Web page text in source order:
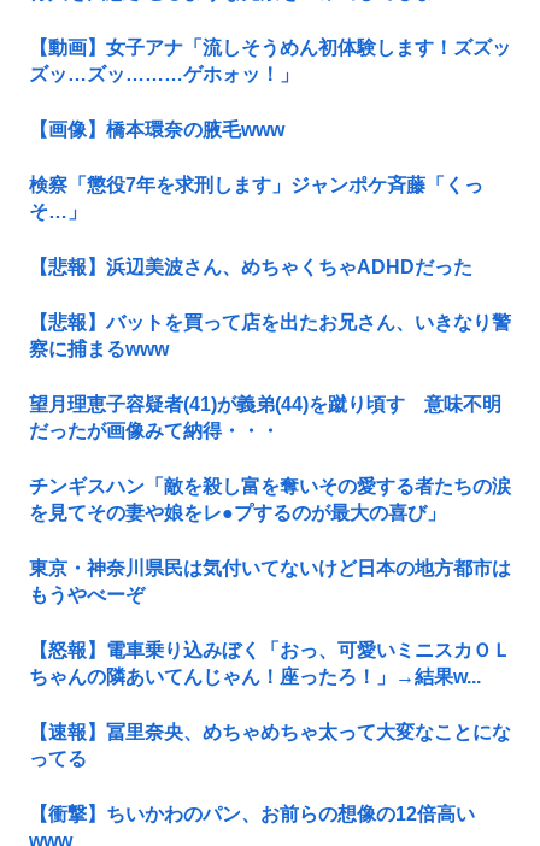
【動画】女子アナ「流しそうめん初体験します！ズズッ
ズッ…ズッ………ゲホォッ！」
【画像】橋本環奈の腋毛www
検察「懲役7年を求刑します」ジャンポケ斉藤「くっ
そ…」
【悲報】浜辺美波さん、めちゃくちゃADHDだった
【悲報】バットを買って店を出たお兄さん、いきなり警
察に捕まるwww
望月理恵子容疑者(41)が義弟(44)を蹴り頃す 意味不明
だったが画像みて納得・・・
チンギスハン「敵を殺し富を奪いその愛する者たちの涙
を見てその妻や娘をレ●プするのが最大の喜び」
東京・神奈川県民は気付いてないけど日本の地方都市は
もうやべーぞ
【怒報】電車乗り込みぼく「おっ、可愛いミニスカＯＬ
ちゃんの隣あいてんじゃん！座ったろ！」→結果w...
【速報】冨里奈央、めちゃめちゃ太って大変なことにな
ってる
【衝撃】ちいかわのパン、お前らの想像の12倍高い
www